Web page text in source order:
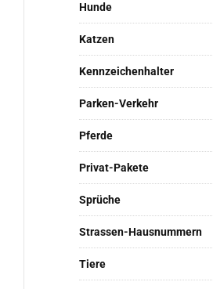
Hunde
Katzen
Kennzeichenhalter
Parken-Verkehr
Pferde
Privat-Pakete
Sprüche
Strassen-Hausnummern
Tiere